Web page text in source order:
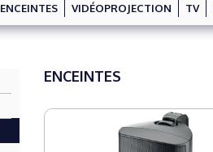
ENCEINTES VIDÉOPROJECTION TV
ENCEINTES